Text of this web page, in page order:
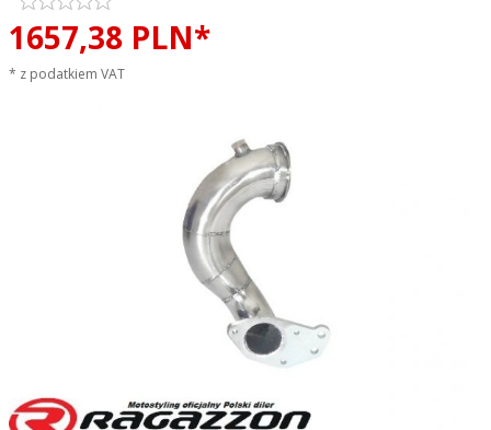
1657,38 PLN*
* z podatkiem VAT